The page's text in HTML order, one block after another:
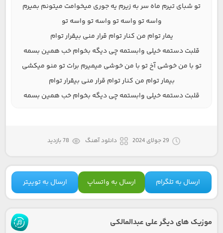
تو شبای تیرم ماه سر به زیرم یه جوری میخوامت میتونم بمیرم
واسه تو واسه تو واسه تو واسه تو
یمار توام من کنار توام قرار منی بیقرار توام
قلبت دستمه خیلی وابستمه چی دیگه بخوام خب همین بسمه
تو با من خوشی آخ تو با من خوشی میمیرم برات تو منو میکشی
بیمار توام من کنار توام قرار منی بیقرار توام
قلبت دستمه خیلی وابستمه چی دیگه بخوام خب همین بسمه
29 جولای 2024 دانلود آهنگ 78 بازدید
ارسال به تلگرام ارسال به واتساپ ارسال به توییتر
موزیک های دیگر علی عبدالمالکی